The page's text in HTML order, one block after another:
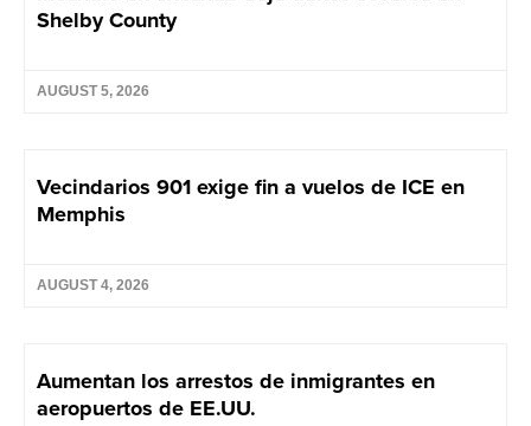
Shelby County
AUGUST 5, 2026
Vecindarios 901 exige fin a vuelos de ICE en
Memphis
AUGUST 4, 2026
Aumentan los arrestos de inmigrantes en
aeropuertos de EE.UU.